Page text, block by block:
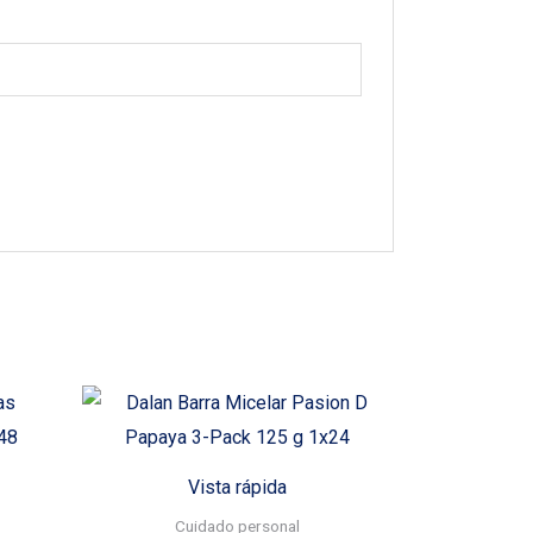
Vista rápida
Cuidado personal